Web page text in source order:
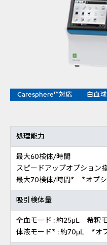
Caresphere™対応 白血
処理能力
最大60検体/時間
スピードアップオプション
最大70検体/時間* *オプシ
吸引検体量
全血モード : 約25μL 希釈
体液モード* : 約70μL *オ